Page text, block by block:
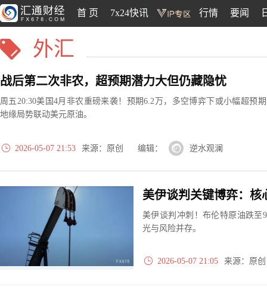
首 页 7x24快讯 行情 要闻
外汇
战后第二次非农，超预期潜力大但仍藏隐忧
周五20:30美国4月非农重磅来袭！预期6.2万，多空博弈下或小幅超预
地缘局势联动美元原油。
2026-05-07 21:53 来源：原创 编辑： 逆水观澜
美伊谈判关键博弈：核
美伊谈判冲刺！布伦特原油跌至
光与风险并存。
2026-05-07 21:05 来源：原